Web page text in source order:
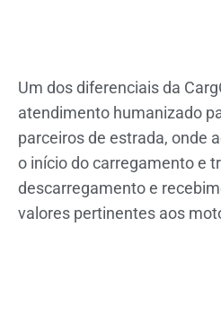
Um dos diferenciais da
atendimento humanizado
parceiros de estrada, onde
o início do carregamento e
descarregamento e
valores pertinentes aos